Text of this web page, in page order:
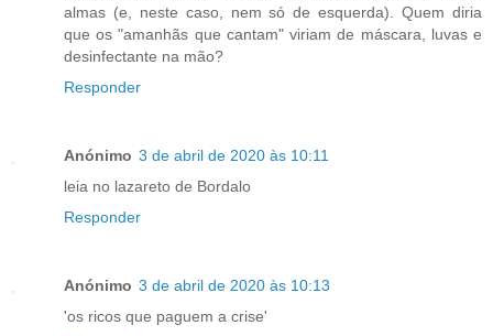
almas (e, neste caso, nem só de esquerda). Quem diria
que os "amanhãs que cantam" viriam de máscara, luvas e
desinfectante na mão?
Responder
Anónimo 3 de abril de 2020 às 10:11
leia no lazareto de Bordalo
Responder
Anónimo 3 de abril de 2020 às 10:13
'os ricos que paguem a crise'